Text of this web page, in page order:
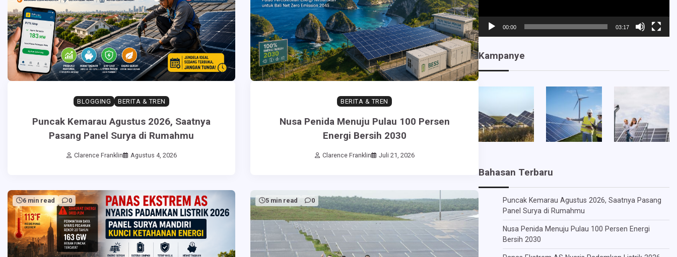
BLOGGING BERITA & TREN
Puncak Kemarau Agustus 2026, Saatnya
Pasang Panel Surya di Rumahmu
Clarence Franklin Agustus 4, 2026
BERITA & TREN
Nusa Penida Menuju Pulau 100 Persen
Energi Bersih 2030
Clarence Franklin Juli 21, 2026
6 min read 0 5 min read 0
00:00 03:17
Kampanye
Bahasan Terbaru
Puncak Kemarau Agustus 2026, Saatnya Pasang
Panel Surya di Rumahmu
Nusa Penida Menuju Pulau 100 Persen Energi
Bersih 2030